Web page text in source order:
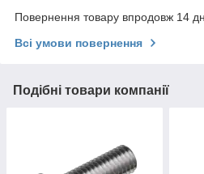
Повернення товару впродовж 14
Всі умови повернення
Подібні товари компанії